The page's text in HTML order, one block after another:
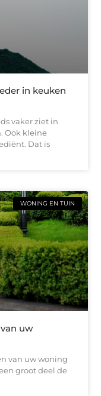
in keuken
vaker ziet in
Ook kleine
Dat is
WONING EN TUIN
uw
van uw woning
groot deel de